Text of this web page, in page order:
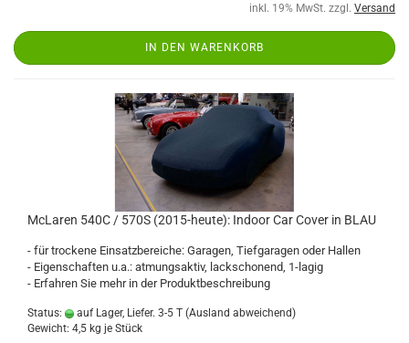
inkl. 19% MwSt. zzgl. Versand
IN DEN WARENKORB
McLaren 540C / 570S (2015-heute): Indoor Car Cover in BLAU
- für trockene Einsatzbereiche: Garagen, Tiefgaragen oder Hallen
- Eigenschaften u.a.: atmungsaktiv, lackschonend, 1-lagig
- Erfahren Sie mehr in der Produktbeschreibung
Status: auf Lager, Liefer. 3-5 T (Ausland abweichend)
Gewicht: 4,5 kg je Stück